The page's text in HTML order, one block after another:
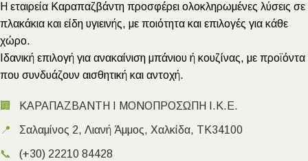
Η εταιρεία Καραπαζβάντη προσφέρει ολοκληρωμένες λύσεις σε
πλακάκια και είδη υγιεινής, με ποιότητα και επιλογές για κάθε
χώρο.
Ιδανική επιλογή για ανακαίνιση μπάνιου ή κουζίνας, με προϊόντα
που συνδυάζουν αισθητική και αντοχή.
🏢 ΚΑΡΑΠΑΖΒΑΝΤΗ Ι ΜΟΝΟΠΡΟΣΩΠΗ Ι.Κ.Ε.
📍 Σαλαμίνος 2, Λιανή Άμμος, Χαλκίδα, ΤΚ34100
📞 (+30) 22210 84428